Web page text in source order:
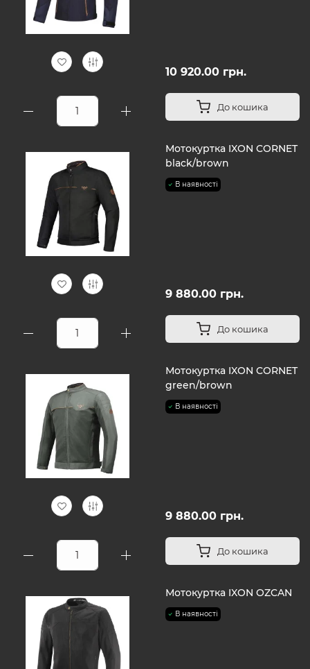
10 920.00 грн.
До кошика
Мотокуртка IXON CORNET
black/brown
В наявності
9 880.00 грн.
До кошика
Мотокуртка IXON CORNET
green/brown
В наявності
9 880.00 грн.
До кошика
Мотокуртка IXON OZCAN
В наявності